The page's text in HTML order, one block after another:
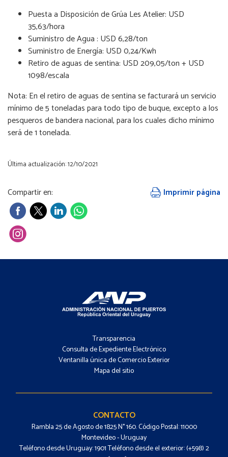
Puesta a Disposición de Grúa Les Atelier: USD
35,63/hora
Suministro de Agua : USD 6,28/ton
Suministro de Energía: USD 0,24/Kwh
Retiro de aguas de sentina: USD 209,05/ton + USD
1098/escala
Nota: En el retiro de aguas de sentina se facturará un servicio
mínimo de 5 toneladas para todo tipo de buque, excepto a los
pesqueros de bandera nacional, para los cuales dicho mínimo
será de 1 tonelada.
Última actualización: 12/10/2021
Compartir en: Imprimir página
-
Menú
Transparencia
Consulta de Expediente Electrónico
Ventanilla única de Comercio Exterior
Mapa del sitio
-
Contacto
CONTACTO
Rambla 25 de Agosto de 1825 N° 160. Código Postal: 11000
Montevideo - Uruguay
Teléfono desde Uruguay: 1901 Teléfono desde el exterior: (+598) 2